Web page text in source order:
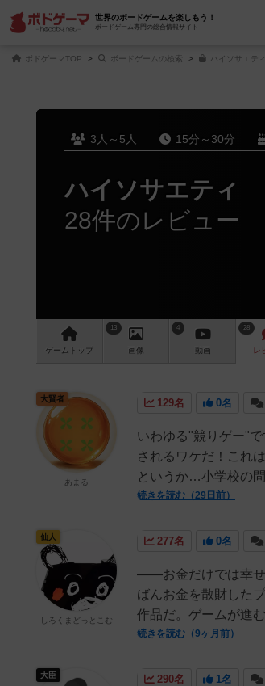
世界のボードゲームを楽しもう！
ボードゲーム専門の総合情報サイト
ボドゲーマTOP ボードゲームの検索 ハイソサエテ
3人～5人 15分～30分
ハイソサエティ
28件のレビュー
ゲーム トップ
13
画像
4
動画
28
レ
129名 0名
いわゆる"競りゲー"
されるワケだ！これ
というか…小学校の
続きを読む（29日前）
大賢者
あまる
277名 0名
——お金だけでは幸せ
ばんお金を散財した
作品だ。ゲームが進
続きを読む（9ヶ月前）
仙人
しろくまどっとこむ
290名 1名
大臣